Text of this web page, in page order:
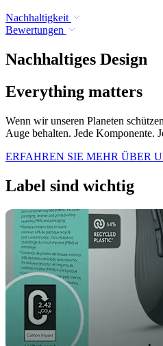
Nachhaltigkeit
Bewertungen
Nachhaltiges Design
Everything matters
Wenn wir unseren Planeten
Auge behalten. Jede Komponente.
ERFAHREN SIE MEHR ÜBER
Label sind wichtig